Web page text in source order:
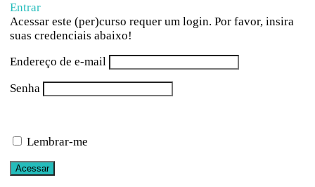
Entrar
Acessar este (per)curso requer um login. Por favor, insira
suas credenciais abaixo!
Endereço de e-mail
Senha
Lembrar-me